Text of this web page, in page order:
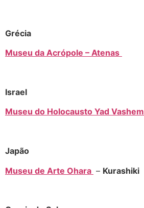
Grécia
Museu da Acrópole – Atenas
Israel
Museu do Holocausto Yad Vashem
Japão
Museu de Arte Ohara – Kurashiki